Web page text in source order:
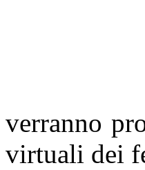
verranno
virtuali dei